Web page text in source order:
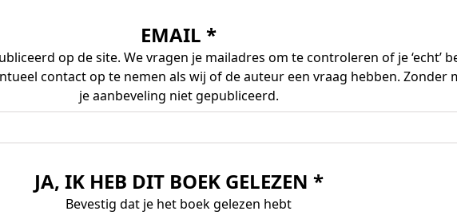
EMAIL *
op de site. We vragen je mailadres om te controleren of je ‘echt’
contact op te nemen als wij of de auteur een vraag hebben. Zonder
je aanbeveling niet gepubliceerd.
JA, IK HEB DIT BOEK GELEZEN *
Bevestig dat je het boek gelezen hebt